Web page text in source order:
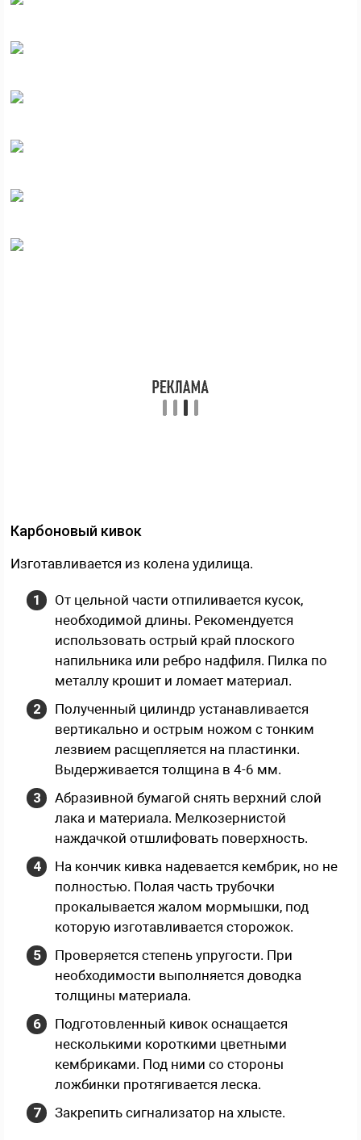
Карбоновый кивок
Изготавливается из колена удилища.
От цельной части отпиливается кусок,
необходимой длины. Рекомендуется
использовать острый край плоского
напильника или ребро надфиля. Пилка по
металлу крошит и ломает материал.
Полученный цилиндр устанавливается
вертикально и острым ножом с тонким
лезвием расщепляется на пластинки.
Выдерживается толщина в 4-6 мм.
Абразивной бумагой снять верхний слой
лака и материала. Мелкозернистой
наждачкой отшлифовать поверхность.
На кончик кивка надевается кембрик, но не
полностью. Полая часть трубочки
прокалывается жалом мормышки, под
которую изготавливается сторожок.
Проверяется степень упругости. При
необходимости выполняется доводка
толщины материала.
Подготовленный кивок оснащается
несколькими короткими цветными
кембриками. Под ними со стороны
ложбинки протягивается леска.
Закрепить сигнализатор на хлысте.